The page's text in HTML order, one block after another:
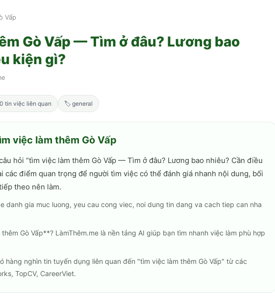
Vấp
Gò Vấp — Tìm ở đâu? Lương bao
kiện gì?
tin việc liên quan 🏷 general
việc làm thêm Gò Vấp
hỏi “tìm việc làm thêm Gò Vấp — Tìm ở đâu? Lương bao nhiêu? Cần điều
các điểm quan trọng để người tìm việc có thể đánh giá nhanh nội dung, bối
theo nên làm.
danh gia muc luong, yeu cau cong viec, noi dung tin dang va cach tiep can nha
Gò Vấp**? LàmThêm.me là nền tảng AI giúp bạn tìm nhanh việc làm phù hợp
hàng nghìn tin tuyển dụng liên quan đến "tìm việc làm thêm Gò Vấp" từ các
TopCV, CareerViet.